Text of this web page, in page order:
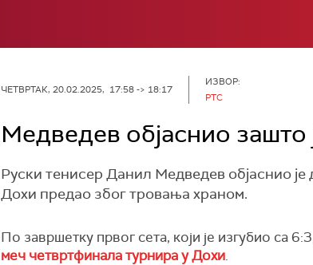
ЧЕТВРТАК, 20.02.2025, 17:58 -> 18:17
ИЗВОР:
РТС
Медведев објаснио
Руски тенисер Данил Медведев објаснио
Дохи предао због тровања храном.
По завршетку првог сета, који је изгубио са
меч четвртфинала турнира у Дохи.